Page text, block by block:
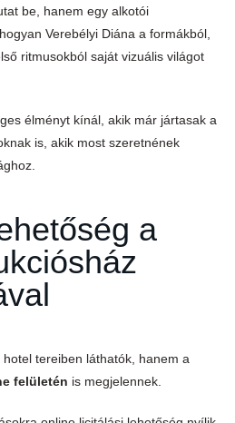
be, hanem egy alkotói
Verebélyi Diána a formákból,
ritmusokból saját vizuális világot
élményt kínál, akik már jártasak a
is, akik most szeretnének
a
tereiben láthatók, hanem a
felületén is megjelennek.